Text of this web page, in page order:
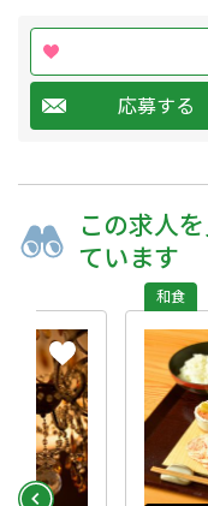
応募する
この求人を
ています
和食